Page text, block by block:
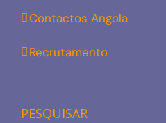
Contactos Angola
Recrutamento
PESQUISAR